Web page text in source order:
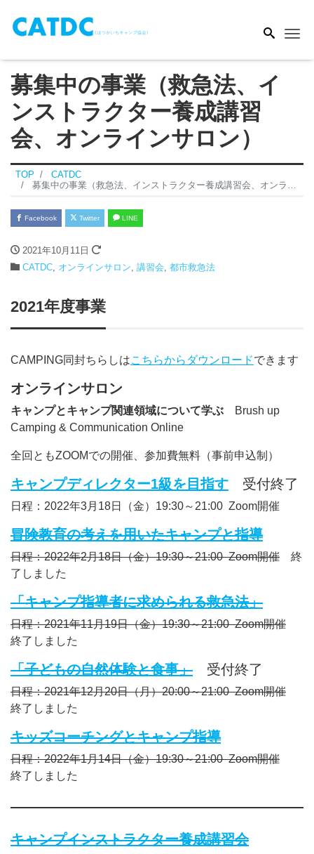
募集中の事業（救急法、イ
ンストラクター養成講習
会、オンラインサロン）
TOP
CATDC
募集中の事業（救急法、インストラクター養成講習会、オンラインサロン）
Facebook Twitter LINE
2021年10月11日
CATDC オンラインサロン 講習会 都市救急法
2021年度事業
CAMPING同封ちらしはこちらからダウンロードできます
オンラインサロン
キャンプとキャンプ関連領域について学ぶ Brush up
Camping & Communication Online
全回ともZOOMでの開催、参加費無料（事前申込制）
キャンプディレクター1級を目指す 受付終了
日程：2022年3月18日（金）19:30～21:00 Zoom開催
冒険教育の考えを用いたキャンプと指導
日程：2022年2月18日（金）19:30～21:00 Zoom開催 終
了しました
「キャンプ指導者に求められる救急法」
日程：2021年11月19日（金）19:30～21:00 Zoom開催
終了しました
「子どもの自然体験と食事」 受付終了
日程：2021年12月20日（月）20:00～21:00 Zoom開催
終了しました
キッズコーチングとキャンプ指導
日程：2022年1月14日（金）19:30～21:00 Zoom開催
終了しました
キャンプインストラクター養成講習会